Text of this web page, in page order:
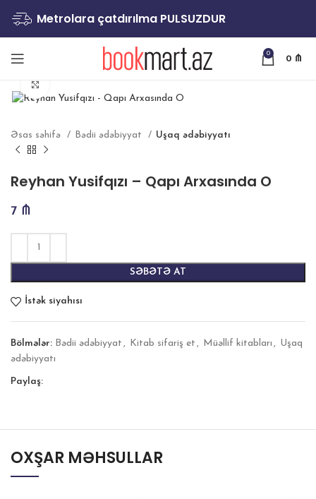
Metrolara çatdırılma PULSUZDUR
0
0 ₼
Əsas səhifə Bədii ədəbiyyat Uşaq ədəbiyyatı
Reyhan Yusifqızı – Qapı Arxasında O
7 ₼
SƏBƏTƏ AT
İstək siyahısı
Bölmələr: Bədii ədəbiyyat , Kitab sifariş et , Müəllif kitabları , Uşaq
ədəbiyyatı
Paylaş:
OXŞAR MƏHSULLAR